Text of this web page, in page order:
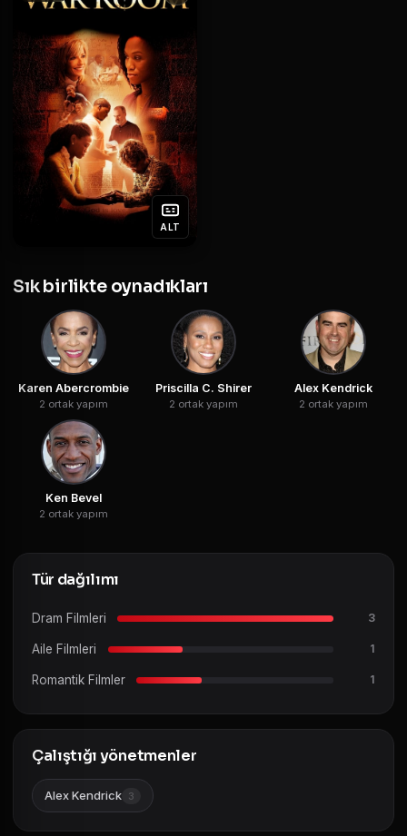
ALT
Sık birlikte oynadıkları
Karen Abercrombie
2 ortak yapım
Priscilla C. Shirer
2 ortak yapım
Alex Kendrick
2 ortak yapım
Ken Bevel
2 ortak yapım
Tür dağılımı
Dram Filmleri 3
Aile Filmleri 1
Romantik Filmler 1
Çalıştığı yönetmenler
Alex Kendrick 3